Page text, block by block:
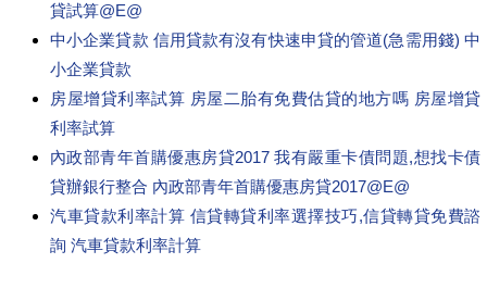
貸試算@E@
中小企業貸款 信用貸款有沒有快速申貸的管道(急需用錢) 中
小企業貸款
房屋增貸利率試算 房屋二胎有免費估貸的地方嗎 房屋增貸
利率試算
內政部青年首購優惠房貸2017 我有嚴重卡債問題,想找卡債
貸辦銀行整合 內政部青年首購優惠房貸2017@E@
汽車貸款利率計算 信貸轉貸利率選擇技巧,信貸轉貸免費諮
詢 汽車貸款利率計算